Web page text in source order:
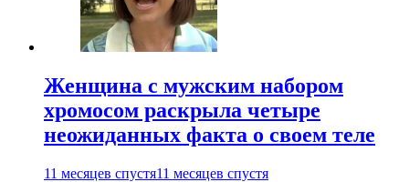
Женщина с мужским набором
хромосом раскрыла четыре
неожиданных факта о своем теле
11 месяцев спустя11 месяцев спустя